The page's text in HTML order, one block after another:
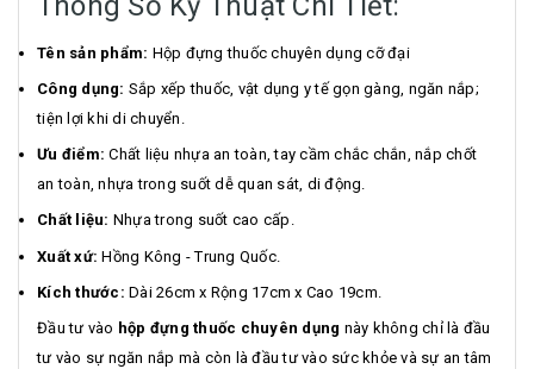
Tên sản phẩm: Hộp đựng thuốc chuyên dụng cỡ đại
Công dụng: Sắp xếp thuốc, vật dụng y tế gọn gàng, ngăn nắp;
tiện lợi khi di chuyển.
Ưu điểm: Chất liệu nhựa an toàn, tay cầm chắc chắn, nắp chốt
an toàn, nhựa trong suốt dễ quan sát, di động.
Chất liệu: Nhựa trong suốt cao cấp.
Xuất xứ: Hồng Kông - Trung Quốc.
Kích thước: Dài 26cm x Rộng 17cm x Cao 19cm.
Đầu tư vào hộp đựng thuốc chuyên dụng này không chỉ là đầu
tư vào sự ngăn nắp mà còn là đầu tư vào sức khỏe và sự an tâm